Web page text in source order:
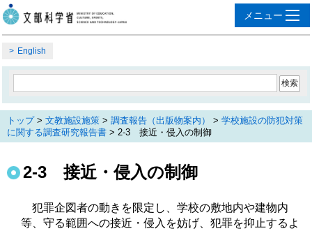
English
トップ> 文教施設施策 > 調査報告（出版物案内） > 学校施設の防犯対策
に関する調査研究報告書 > 2‐3 接近・侵入の制御
2‐3 接近・侵入の制御
犯罪企図者の動きを限定し、学校の敷地内や建物内
等、守る範囲への接近・侵入を妨げ、犯罪を抑止するよ